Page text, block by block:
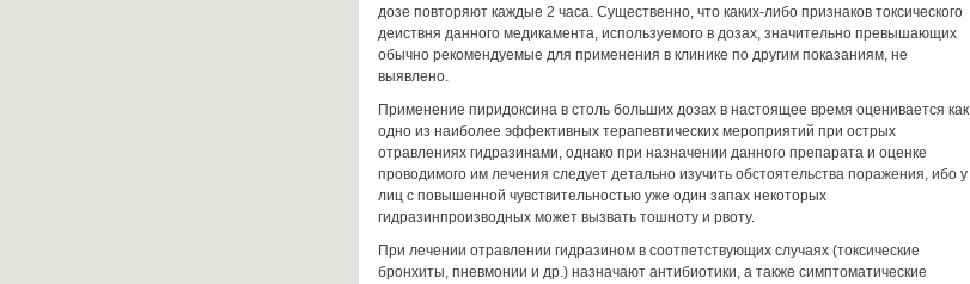
дозе повторяют каждые 2 часа. Существенно, что каких-либо признаков токсического
деиствня данного медикамента, используемого в дозах, значительно превышающих
обычно рекомендуемые для применения в клинике по другим показаниям, не
выявлено.
Применение пиридоксина в столь больших дозах в настоящее время оценивается как
одно из наиболее эффективных терапевтических мероприятий при острых
отравлениях гидразинами, однако при назначении данного препарата и оценке
проводимого им лечения следует детально изучить обстоятельства поражения, ибо у
лиц с повышенной чувствительностью уже один запах некоторых
гидразинпроизводных может вызвать тошноту и рвоту.
При лечении отравлении гидразином в соотпетствующих случаях (токсические
бронхиты, пневмонии и др.) назначают антибиотики, а также симптоматические